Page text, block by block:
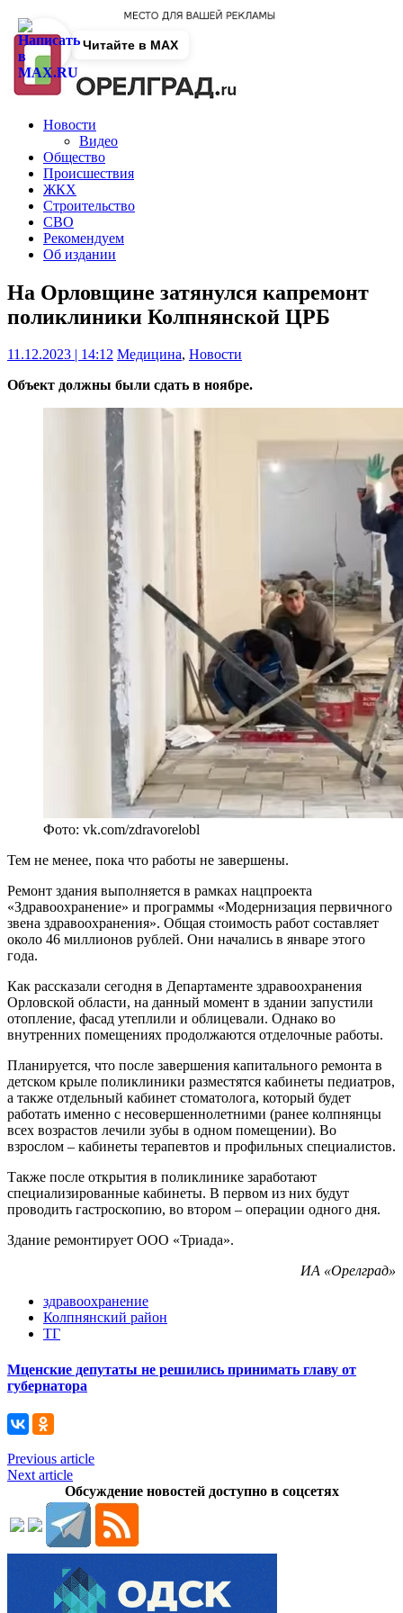
Новости
Видео
Общество
Происшествия
ЖКХ
Строительство
СВО
Рекомендуем
Об издании
На Орловщине затянулся капремонт
поликлиники Колпнянской ЦРБ
11.12.2023 | 14:12 Медицина, Новости
Объект должны были сдать в ноябре.
Фото: vk.com/zdravorelobl
Тем не менее, пока что работы не завершены.
Ремонт здания выполняется в рамках нацпроекта
«Здравоохранение» и программы «Модернизация первичного
звена здравоохранения». Общая стоимость работ составляет
около 46 миллионов рублей. Они начались в январе этого
года.
Как рассказали сегодня в Департаменте здравоохранения
Орловской области, на данный момент в здании запустили
отопление, фасад утеплили и облицевали. Однако во
внутренних помещениях продолжаются отделочные работы.
Планируется, что после завершения капитального ремонта в
детском крыле поликлиники разместятся кабинеты педиатров,
а также отдельный кабинет стоматолога, который будет
работать именно с несовершеннолетними (ранее колпнянцы
всех возрастов лечили зубы в одном помещении). Во
взрослом – кабинеты терапевтов и профильных специалистов.
Также после открытия в поликлинике заработают
специализированные кабинеты. В первом из них будут
проводить гастроскопию, во втором – операции одного дня.
Здание ремонтирует ООО «Триада».
ИА «Орелград»
здравоохранение
Колпнянский район
ТГ
Мценские депутаты не решились принимать главу от
губернатора
Previous article
Next article
Обсуждение новостей доступно в соцсетях
Читайте в MAX